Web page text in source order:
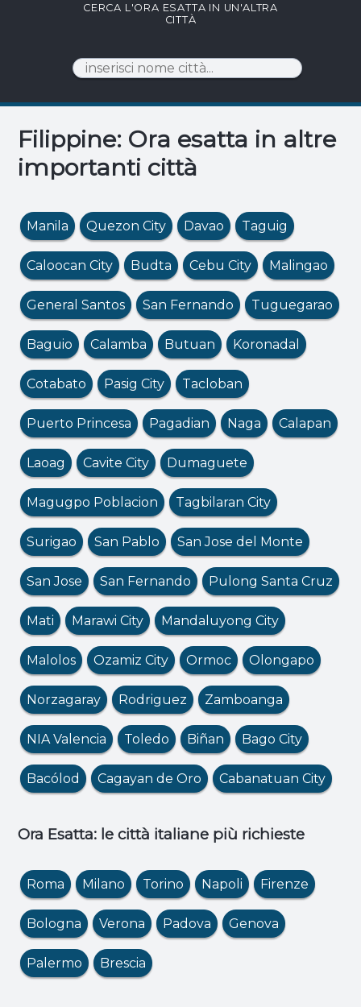
CERCA L'ORA ESATTA IN UN'ALTRA
CITTÀ
Filippine: Ora esatta in altre
importanti città
Manila Quezon City Davao Taguig
Caloocan City Budta Cebu City Malingao
General Santos San Fernando Tuguegarao
Baguio Calamba Butuan Koronadal
Cotabato Pasig City Tacloban
Puerto Princesa Pagadian Naga Calapan
Laoag Cavite City Dumaguete
Magugpo Poblacion Tagbilaran City
Surigao San Pablo San Jose del Monte
San Jose San Fernando Pulong Santa Cruz
Mati Marawi City Mandaluyong City
Malolos Ozamiz City Ormoc Olongapo
Norzagaray Rodriguez Zamboanga
NIA Valencia Toledo Biñan Bago City
Bacólod Cagayan de Oro Cabanatuan City
Ora Esatta: le città italiane più richieste
Roma Milano Torino Napoli Firenze
Bologna Verona Padova Genova
Palermo Brescia